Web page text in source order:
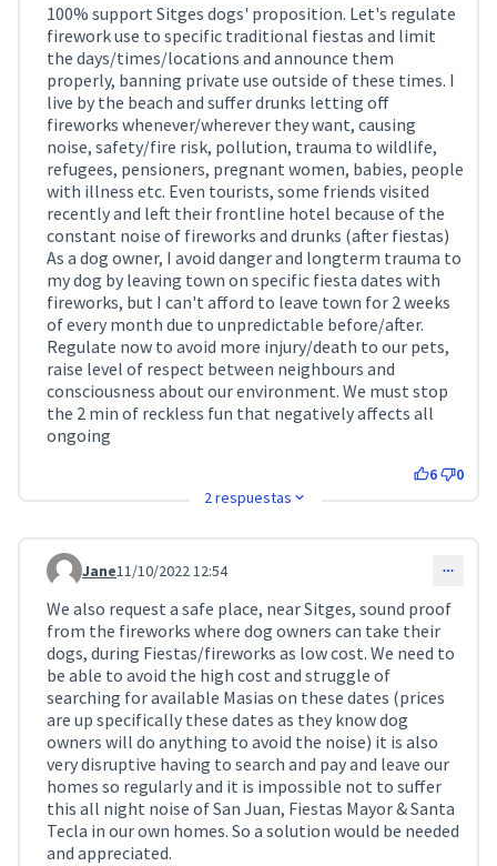
100% support Sitges dogs' proposition. Let's regulate
firework use to specific traditional fiestas and limit
the days/times/locations and announce them
properly, banning private use outside of these times. I
live by the beach and suffer drunks letting off
fireworks whenever/wherever they want, causing
noise, safety/fire risk, pollution, trauma to wildlife,
refugees, pensioners, pregnant women, babies, people
with illness etc. Even tourists, some friends visited
recently and left their frontline hotel because of the
constant noise of fireworks and drunks (after fiestas)
As a dog owner, I avoid danger and longterm trauma to
my dog by leaving town on specific fiesta dates with
fireworks, but I can't afford to leave town for 2 weeks
of every month due to unpredictable before/after.
Regulate now to avoid more injury/death to our pets,
raise level of respect between neighbours and
consciousness about our environment. We must stop
the 2 min of reckless fun that negatively affects all
ongoing
6
0
2 respuestas
Comentari 3010
Jane11/10/2022 12:54
We also request a safe place, near Sitges, sound proof
from the fireworks where dog owners can take their
dogs, during Fiestas/fireworks as low cost. We need to
be able to avoid the high cost and struggle of
searching for available Masias on these dates (prices
are up specifically these dates as they know dog
owners will do anything to avoid the noise) it is also
very disruptive having to search and pay and leave our
homes so regularly and it is impossible not to suffer
this all night noise of San Juan, Fiestas Mayor & Santa
Tecla in our own homes. So a solution would be needed
and appreciated.